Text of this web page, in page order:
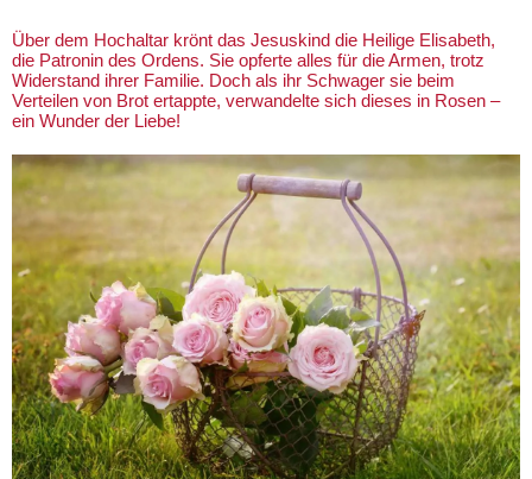
Über dem Hochaltar krönt das Jesuskind die Heilige Elisabeth,
die Patronin des Ordens. Sie opferte alles für die Armen, trotz
Widerstand ihrer Familie. Doch als ihr Schwager sie beim
Verteilen von Brot ertappte, verwandelte sich dieses in Rosen –
ein Wunder der Liebe!